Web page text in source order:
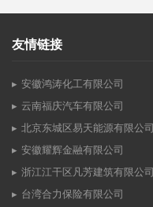
友情链接
安徽鸿涛化工有限公司
云南福庆汽车有限公司
北京东城区易天能源有限公司
安徽耀辉金融有限公司
浙江江干区凡芳建筑有限公司
台湾合力保险有限公司